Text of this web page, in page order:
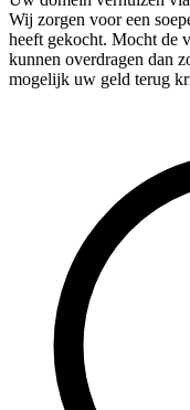
Wij zorgen voor een
heeft gekocht. Mocht de
kunnen overdragen dan
mogelijk uw geld terug